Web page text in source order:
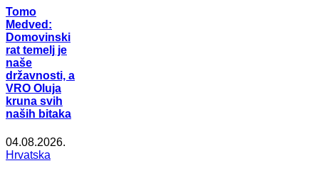
Tomo
Medved:
Domovinski
rat temelj je
naše
državnosti, a
VRO Oluja
kruna svih
naših bitaka
04.08.2026.
Hrvatska